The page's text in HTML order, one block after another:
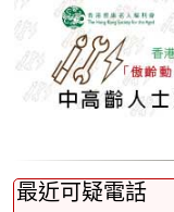
最近可疑電話